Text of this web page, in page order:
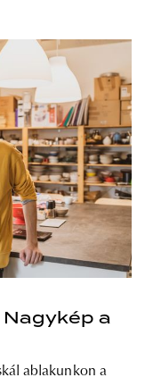
a
ablakunkon a